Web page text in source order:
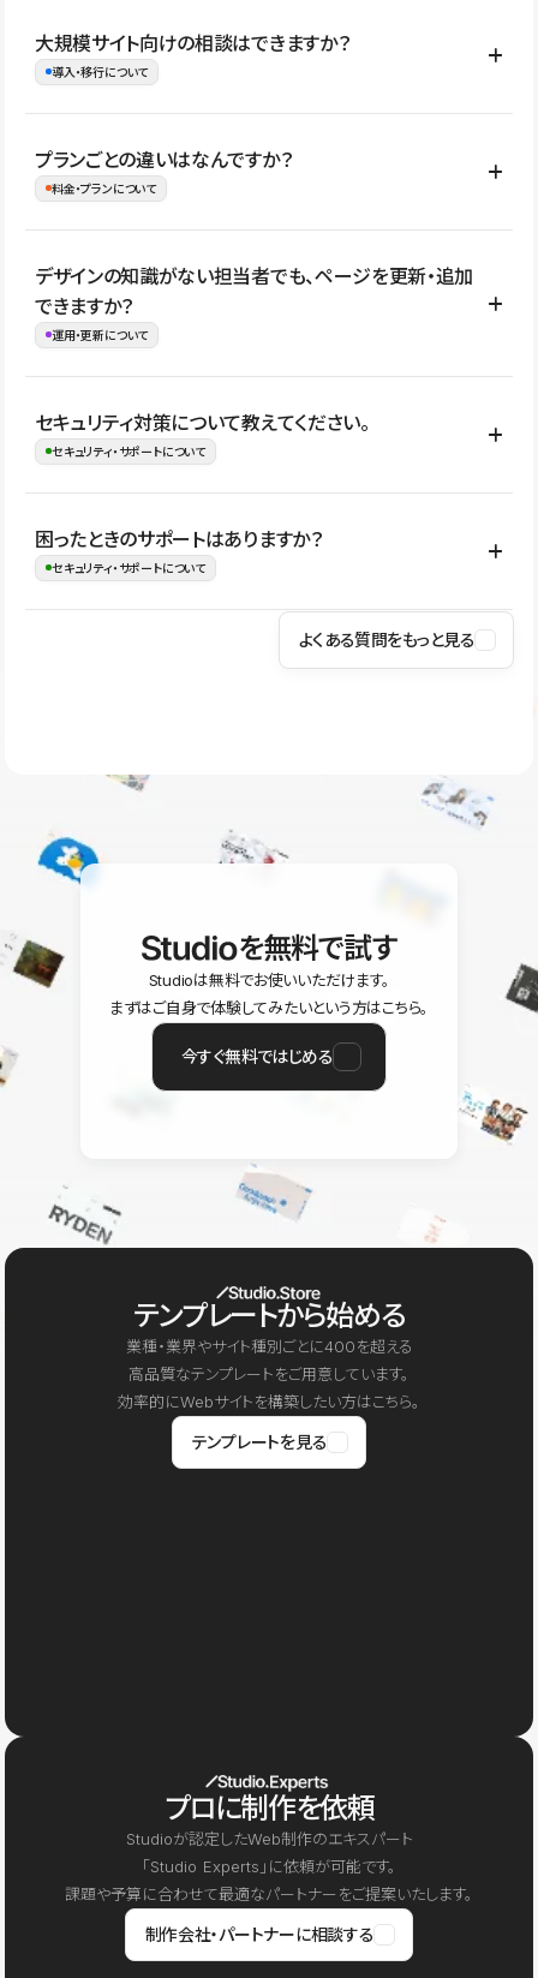
はい。既存サイトの構成やコンテンツ、URLを整理したうえで、
Studio上に再構築する形で移行できます。 WordPressの場合は、
イト全体のデザインや設定がそのまま移行されるわけではないた
め、移行後にページ構成やデザイン、CMS設計、URL・リダイレク
大規模サイト向けの相談はできますか？
導入・移行について
はい。アクセス規模が大きいサイトや、複数部門での運用、権限管
理、セキュリティ確認、既存システムとの連携など、個別の要件が
ない段階でも、お問い合わせください。
お問合せはこちら
プランごとの違いはなんですか？
料金・プランについて
公開ページ数、バージョン履歴の期間、CMS利用数の上限、権限
管理の有無などがプランごとに異なります。詳しくは料金プランペ
ージをご覧ください。
デザインの知識がない担当者でも、ページを更新・追加
できますか？
運用・更新について
はい。CMSやコンポーネントを活用して更新範囲を設計しておく
ことで、デザインを崩しにくい状態で運用できます。 さらにコン
ながらレイアウトに影響を与えずに更新作業を進めやすくなりま
す。
セキュリティ対策について教えてください。
セキュリティ・サポートについて
Studioでは、公開サイトやサービスを安全に利用できるよう、通信
の暗号化、データ保護、アクセス管理、脆弱性対策など、複数の観
はSSL/TLSによる通信暗号化に対応しており、悪質なスクリプトの
困ったときのサポートはありますか？
セキュリティ・サポートについて
操作方法や機能については、ヘルプセンターでご確認いただけま
ユーザー同士で質問・相談できるコミュニティもご利用ください。
よくある質問をもっと見る
を無料で試す
Studioは無料でお使いいただけます。
まずはご自身で体験してみたいという方はこちら。
今すぐ無料ではじめる
テンプレートから始める
業種・業界やサイト種別ごとに400を超える
高品質なテンプレートをご用意しています。
効率的にWebサイトを構築したい方はこちら。
テンプレートを見る
プロに制作を依頼
Studioが認定したWeb制作のエキスパート
「Studio Experts」に依頼が可能です。
課題や予算に合わせて最適なパートナーをご提案いたします。
制作会社・パートナーに相談する